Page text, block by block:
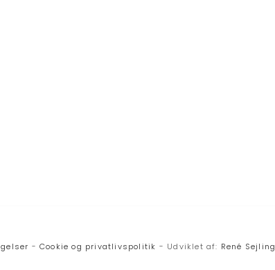
-Cookie og privatlivspolitik - Udviklet af: René Sejling